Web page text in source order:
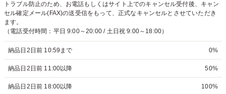
トラブル防止のため、お電話もしくはサイト上でのキャンセル受付後、キャン
セル確定メール(FAX)の送受信をもって、正式なキャンセルとさせていただき
ます。
（電話受付時間：平日 9:00～20:00 / 土日祝 9:00～18:00）
納品日2日前 10:59まで 0%
納品日2日前 11:00以降 50%
納品日2日前 18:00以降 100%